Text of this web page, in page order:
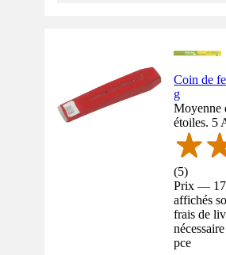
Coin de
g
Moyenne
étoiles. 5
(5)
Prix —
affichés
frais de
pce